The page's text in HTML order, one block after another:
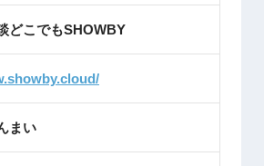
どこでもSHOWBY
まい